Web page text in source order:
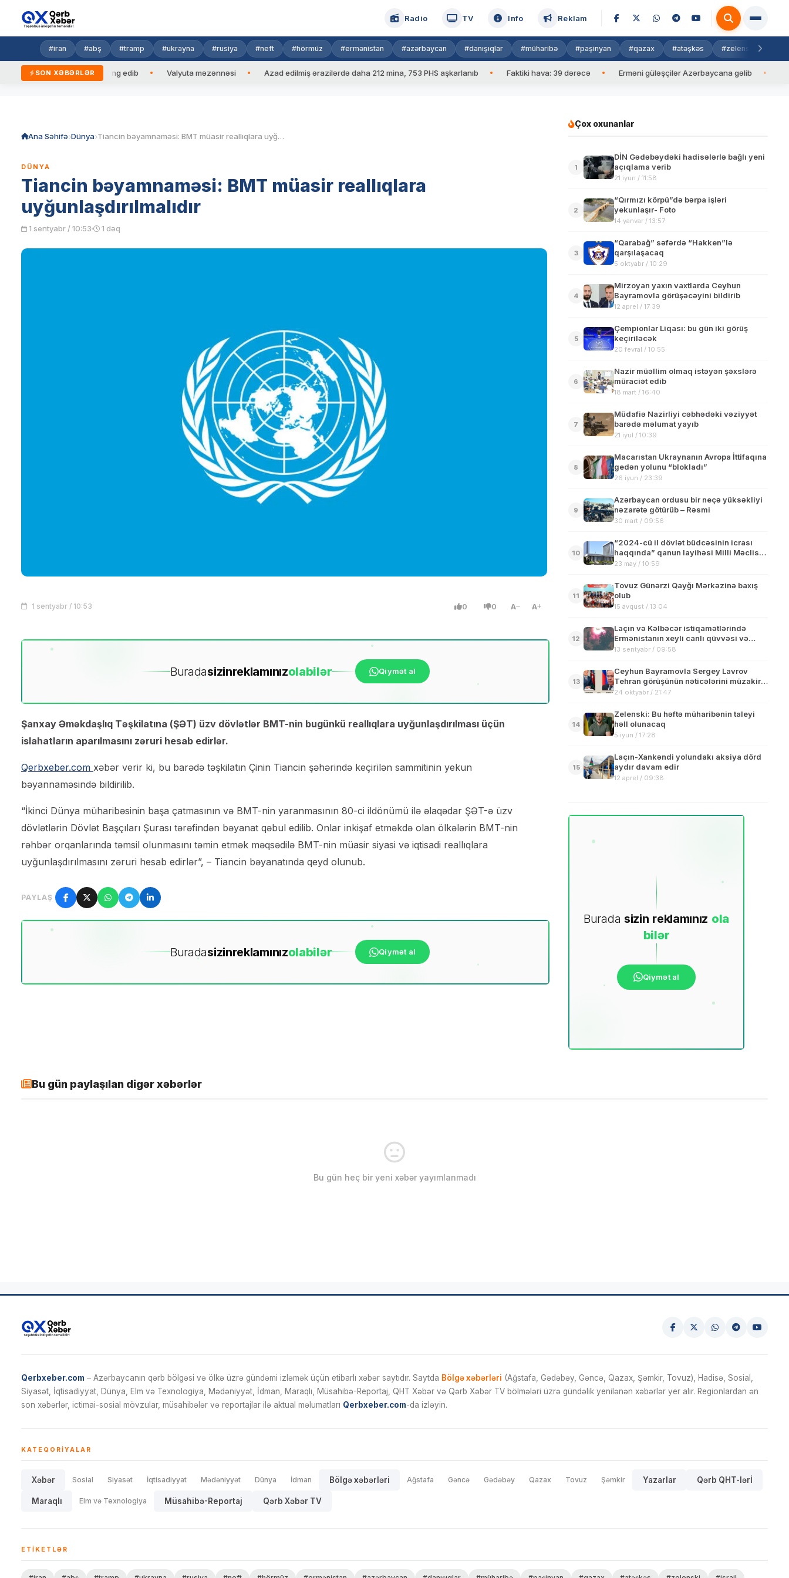
Radio TV Info Reklam
#iran #abş #tramp #ukrayna #rusiya #neft #hörmüz #ermənistan #azərbaycan #danışıqlar #müharibə #paşinyan #qazax #atəşkəs #zelenski
SON XƏBƏRLƏR
Prezidentinə zəng edib Valyuta məzənnəsi Azad edilmiş ərazilərdə daha 212 mina, 753 PHS aşkarlanıb Faktiki hava: 39 dərəcə Erməni güləşçilər Azərbaycana gəlib İlham
Ana Səhifə Dünya Tiancin bəyamnaməsi: BMT müasir reallıqlara uyğunlaşdırılmalıdır
DÜNYA
Tiancin bəyamnaməsi: BMT müasir reallıqlara
uyğunlaşdırılmalıdır
1 sentyabr / 10:53 1 dəq
1 sentyabr / 10:53 0 0 A A
Buradasizinreklamınızolabilər Qiymət al
Şanxay Əməkdaşlıq Təşkilatına (ŞƏT) üzv dövlətlər BMT-nin bugünkü reallıqlara uyğunlaşdırılması üçün
islahatların aparılmasını zəruri hesab edirlər.
Qerbxeber.com xəbər verir ki, bu barədə təşkilatın Çinin Tiancin şəhərində keçirilən sammitinin yekun
bəyannaməsində bildirilib.
“İkinci Dünya müharibəsinin başa çatmasının və BMT-nin yaranmasının 80-ci ildönümü ilə əlaqədar ŞƏT-ə üzv
dövlətlərin Dövlət Başçıları Şurası tərəfindən bəyanat qəbul edilib. Onlar inkişaf etməkdə olan ölkələrin BMT-nin
rəhbər orqanlarında təmsil olunmasını təmin etmək məqsədilə BMT-nin müasir siyasi və iqtisadi reallıqlara
uyğunlaşdırılmasını zəruri hesab edirlər”, – Tiancin bəyanatında qeyd olunub.
PAYLAŞ
Buradasizinreklamınızolabilər Qiymət al
Çox oxunanlar
1
DİN Gədəbəydəki hadisələrlə bağlı yeni
açıqlama verib
21 iyun / 11:58
2
“Qırmızı körpü”də bərpa işləri
yekunlaşır- Foto
14 yanvar / 13:57
3
“Qarabağ” səfərdə “Hakken”lə
qarşılaşacaq
5 oktyabr / 10:29
4
Mirzoyan yaxın vaxtlarda Ceyhun
Bayramovla görüşəcəyini bildirib
12 aprel / 17:39
5
Çempionlar Liqası: bu gün iki görüş
keçiriləcək
20 fevral / 10:55
6
Nazir müəllim olmaq istəyən şəxslərə
müraciət edib
18 mart / 16:40
7
Müdafiə Nazirliyi cəbhədəki vəziyyət
barədə məlumat yayıb
21 iyul / 10:39
8
Macarıstan Ukraynanın Avropa İttifaqına
gedən yolunu “blokladı”
26 iyun / 23:39
9
Azərbaycan ordusu bir neçə yüksəkliyi
nəzarətə götürüb – Rəsmi
30 mart / 09:56
10
“2024-cü il dövlət büdcəsinin icrası
haqqında” qanun layihəsi Milli Məclisə
göndərilib
23 may / 10:59
11
Tovuz Günərzi Qayğı Mərkəzinə baxış
olub
15 avqust / 13:04
12
Laçın və Kəlbəcər istiqamətlərində
Ermənistanın xeyli canlı qüvvəsi və
hərbi hissələri məhv edilib
13 sentyabr / 09:58
13
Ceyhun Bayramovla Sergey Lavrov
Tehran görüşünün nəticələrini müzakirə
ediblər
24 oktyabr / 21:47
14
Zelenski: Bu həftə müharibənin taleyi
həll olunacaq
5 iyun / 17:28
15
Laçın-Xankəndi yolundakı aksiya dörd
aydır davam edir
12 aprel / 09:38
Burada sizin reklamınız ola
bilər
Qiymət al
Bu gün paylaşılan digər xəbərlər
Bu gün heç bir yeni xəbər yayımlanmadı
Qerbxeber.com – Azərbaycanın qərb bölgəsi və ölkə üzrə gündəmi izləmək üçün etibarlı xəbər saytıdır. Saytda Bölgə xəbərləri (Ağstafa, Gədəbəy, Gəncə, Qazax, Şəmkir, Tovuz), Hadisə, Sosial,
Siyasət, İqtisadiyyat, Dünya, Elm və Texnologiya, Mədəniyyət, İdman, Maraqlı, Müsahibə-Reportaj, QHT Xəbər və Qərb Xəbər TV bölmələri üzrə gündəlik yenilənən xəbərlər yer alır. Regionlardan ən
son xəbərlər, ictimai-sosial mövzular, müsahibələr və reportajlar ilə aktual məlumatları Qerbxeber.com-da izləyin.
KATEQORIYALAR
Xəbər Sosial Siyasət İqtisadiyyat Mədəniyyət Dünya İdman Bölgə xəbərləri Ağstafa Gəncə Gədəbəy Qazax Tovuz Şəmkir Yazarlar Qərb QHT-lərİ
Maraqlı Elm və Texnologiya Müsahibə-Reportaj Qərb Xəbər TV
ETIKETLƏR